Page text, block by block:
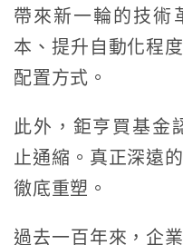
帶來新一輪的技術
本、提升自動化程
配置方式。
此外，鉅亨買基金
止通縮。真正深遠
徹底重塑。
過去一百年來，企